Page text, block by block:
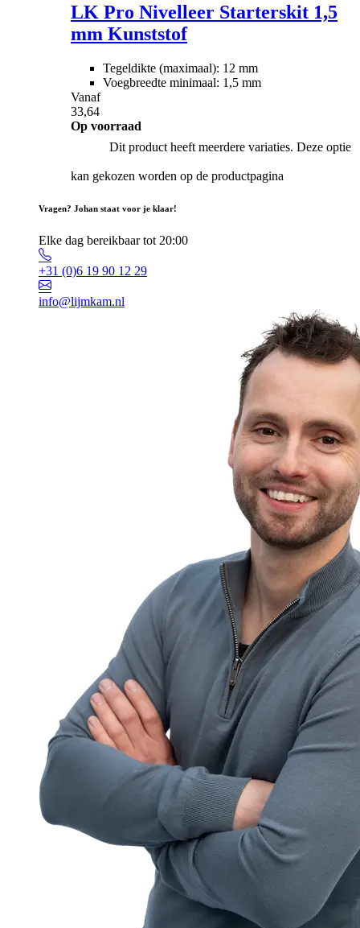
LK Pro Nivelleer Starterskit 1,5
mm Kunststof
Tegeldikte (maximaal): 12 mm
Voegbreedte minimaal: 1,5 mm
Vanaf
33,64
Op voorraad
Dit product heeft meerdere variaties. Deze optie
kan gekozen worden op de productpagina
Vragen? Johan staat voor je klaar!
Elke dag bereikbaar tot 20:00
+31 (0)6 19 90 12 29
info@lijmkam.nl